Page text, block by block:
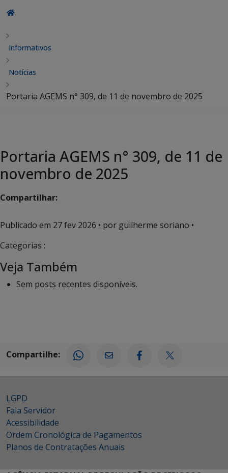
Informativos
Notícias
Portaria AGEMS n° 309, de 11 de novembro de 2025
Portaria AGEMS n° 309, de 11 de
novembro de 2025
Compartilhar:
Publicado em 27 fev 2026 • por guilherme soriano •
Categorias :
Veja Também
Sem posts recentes disponíveis.
Compartilhe:
LGPD
Fala Servidor
Acessibilidade
Ordem Cronológica de Pagamentos
Planos de Contratações Anuais